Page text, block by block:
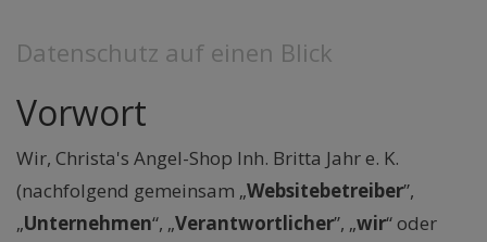
Datenschutz auf einen Blick
Vorwort
Wir, Christa's Angel-Shop Inh. Britta Jahr e. K.
(nachfolgend gemeinsam „Websitebetreiber”,
„Unternehmen“, „Verantwortlicher”, „wir“ oder